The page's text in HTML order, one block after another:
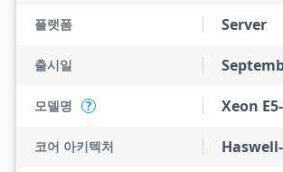
플랫폼 Server
출시일
모델명 ? Xeon
코어 아키텍처